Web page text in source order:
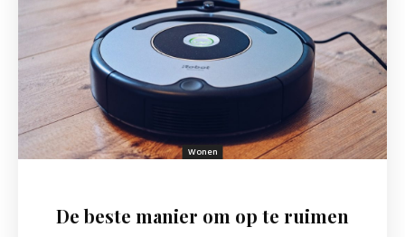
Wonen
De beste manier om op te ruimen